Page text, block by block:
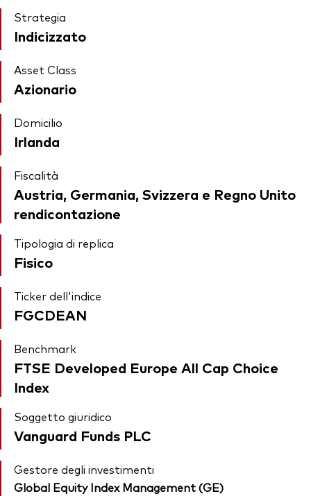
Strategia
Indicizzato
Asset Class
Azionario
Domicilio
Irlanda
Fiscalità
Austria, Germania, Svizzera e Regno Unito
rendicontazione
Tipologia di replica
Fisico
Ticker dell'indice
FGCDEAN
Benchmark
FTSE Developed Europe All Cap Choice
Index
Soggetto giuridico
Vanguard Funds PLC
Gestore degli investimenti
Global Equity Index Management (GE)